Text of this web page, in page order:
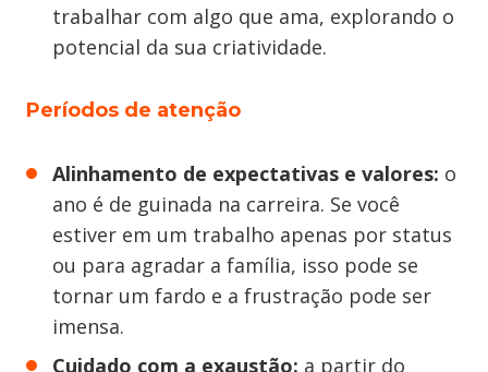
trabalhar com algo que ama, explorando o
potencial da sua criatividade.
Períodos de atenção
Alinhamento de expectativas e valores: o
ano é de guinada na carreira. Se você
estiver em um trabalho apenas por status
ou para agradar a família, isso pode se
tornar um fardo e a frustração pode ser
imensa.
Cuidado com a exaustão: a partir do